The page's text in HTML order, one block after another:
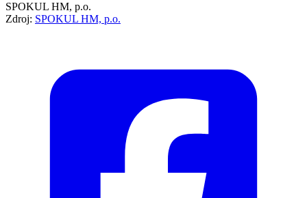
SPOKUL HM, p.o.
Zdroj: SPOKUL HM, p.o.